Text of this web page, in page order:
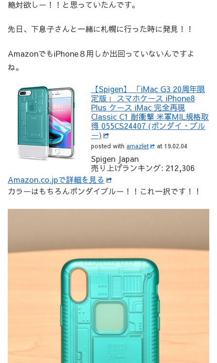
絶対欲しー！！と思っていたんです。
先日、下息子さんと一緒に札幌に行った時に発見！！
AmazonでもiPhone８用しか出回っていないんですよ
ね。
【Spigen】 「iMac G3 20周年限
定版」 スマホケース iPhone8
Plus ケース iMac 完全再現
Classic C1 耐衝撃 米軍MIL規格取
得 055CS24407 (ボンダイ・ブル
ー)
posted with amazlet at 19.02.04
Spigen Japan
売り上げランキング: 212,306
Amazon.co.jpで詳細を見る
カラーはもちろんボンダイブルー！！これ一択です！！